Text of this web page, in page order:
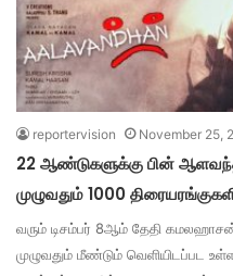
reportervision November 25,
22 ஆண்டுகளுக்கு பின்
முழுவதும் 1000
வரும் டிசம்பர் 8ஆம் தேதி
முழுவதும் மீண்டும் வெளியிடப்பட